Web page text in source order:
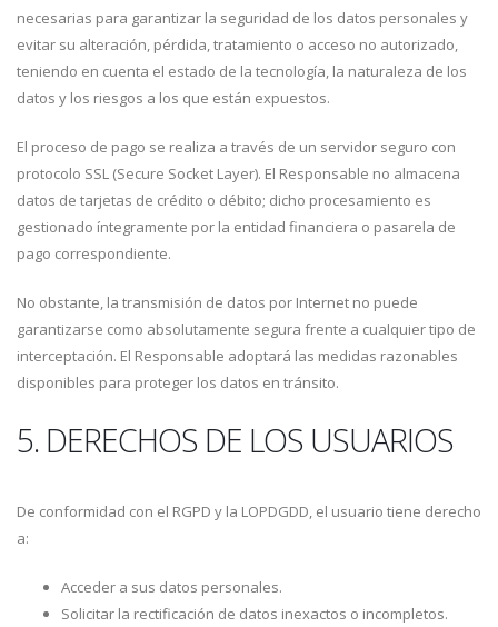
necesarias para garantizar la seguridad de los datos personales y
evitar su alteración, pérdida, tratamiento o acceso no autorizado,
teniendo en cuenta el estado de la tecnología, la naturaleza de los
datos y los riesgos a los que están expuestos.
El proceso de pago se realiza a través de un servidor seguro con
protocolo SSL (Secure Socket Layer). El Responsable no almacena
datos de tarjetas de crédito o débito; dicho procesamiento es
gestionado íntegramente por la entidad financiera o pasarela de
pago correspondiente.
No obstante, la transmisión de datos por Internet no puede
garantizarse como absolutamente segura frente a cualquier tipo de
interceptación. El Responsable adoptará las medidas razonables
disponibles para proteger los datos en tránsito.
5. DERECHOS DE LOS USUARIOS
De conformidad con el RGPD y la LOPDGDD, el usuario tiene derecho
a:
Acceder a sus datos personales.
Solicitar la rectificación de datos inexactos o incompletos.